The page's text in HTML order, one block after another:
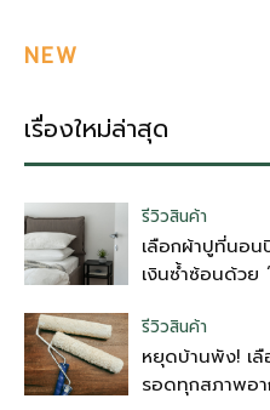
NEW
เรื่องใหม่ล่าสุด
รีวิวสินค้า
เลือกผ้าปูที่นอน
เงินซ้ำซ้อนด้วย
รีวิวสินค้า
หยุดบ้านพัง! เลื
รอดทุกสภาพอา